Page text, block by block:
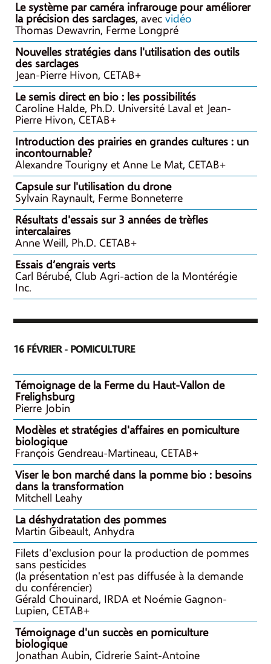
Le système par caméra infrarouge pour améliorer
la précision des sarclages, avecvidéo
Thomas Dewavrin, Ferme Longpré
Nouvelles stratégies dans l'utilisation des outils
des sarclages
Jean-Pierre Hivon, CETAB+
Le semis direct en bio : les possibilités
Caroline Halde, Ph.D. Université Laval et Jean-
Pierre Hivon, CETAB+
Introduction des prairies en grandes cultures : un
incontournable?
Alexandre Tourigny et Anne Le Mat, CETAB+
Capsule sur l'utilisation du drone
Sylvain Raynault, Ferme Bonneterre
Résultats d'essais sur 3 années de trèfles
intercalaires
Anne Weill, Ph.D. CETAB+
Essais d’engrais verts
Carl Bérubé, Club Agri-action de la Montérégie
Inc.
16 FÉVRIER - POMICULTURE
Témoignage de la Ferme du Haut-Vallon de
Frelighsburg
Pierre Jobin
Modèles et stratégies d'affaires en pomiculture
biologique
François Gendreau-Martineau, CETAB+
Viser le bon marché dans la pomme bio : besoins
dans la transformation
Mitchell Leahy
La déshydratation des pommes
Martin Gibeault, Anhydra
Filets d'exclusion pour la production de pommes
sans pesticides
(la présentation n'est pas diffusée à la demande
du conférencier)
Gérald Chouinard, IRDA et Noémie Gagnon-
Lupien, CETAB+
Témoignage d'un succès en pomiculture
biologique
Jonathan Aubin, Cidrerie Saint-Antoine